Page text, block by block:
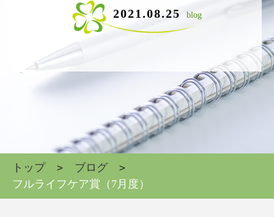
2021.08.25 blog
トップ
ブログ
フルライフケア賞（7月度）